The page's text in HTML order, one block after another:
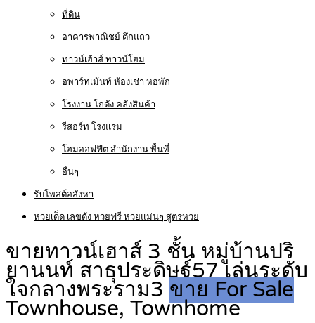
ที่ดิน
อาคารพาณิชย์ ตึกแถว
ทาวน์เฮ้าส์ ทาวน์โฮม
อพาร์ทเม้นท์ ห้องเช่า หอพัก
โรงงาน โกดัง คลังสินค้า
รีสอร์ท โรงแรม
โฮมออฟฟิต สำนักงาน พื้นที่
อื่นๆ
รับโพสต์อสังหา
หวยเด็ด เลขดัง หวยฟรี หวยแม่นๆ สูตรหวย
ขายทาวน์เฮาส์ 3 ชั้น หมู่บ้านปริ
ยานนท์ สาธุประดิษฐ์57 เล่นระดับ
ใจกลางพระราม3 ขาย For Sale
Townhouse, Townhome